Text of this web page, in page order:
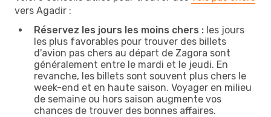
vers Agadir :
Réservez les jours les moins chers : les jours
les plus favorables pour trouver des billets
d'avion pas chers au départ de Zagora sont
généralement entre le mardi et le jeudi. En
revanche, les billets sont souvent plus chers le
week-end et en haute saison. Voyager en milieu
de semaine ou hors saison augmente vos
chances de trouver des bonnes affaires.